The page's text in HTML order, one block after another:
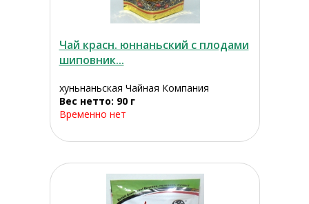
Чай красн. юннаньский с плодами
шиповник...
хуньнаньская Чайная Компания
Вес нетто: 90 г
Временно нет